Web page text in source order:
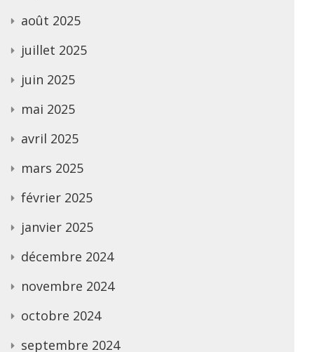
août 2025
juillet 2025
juin 2025
mai 2025
avril 2025
mars 2025
février 2025
janvier 2025
décembre 2024
novembre 2024
octobre 2024
septembre 2024